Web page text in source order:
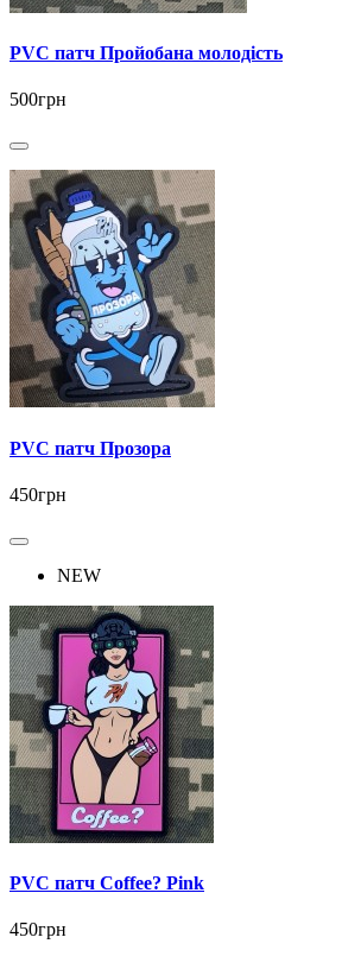
PVC патч Пройобана молодість
500грн
PVC патч Прозора
450грн
NEW
PVC патч Coffee? Pink
450грн